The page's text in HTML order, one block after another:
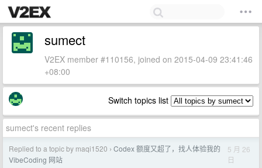
sumect
V2EX member #110156, joined on 2015-04-09 23:41:46
+08:00
Switch topics list
sumect's recent replies
Replied to a topic by maqi1520 › Codex 额度又超了，找人体验我的
VibeCoding 网站
5 月 26
日